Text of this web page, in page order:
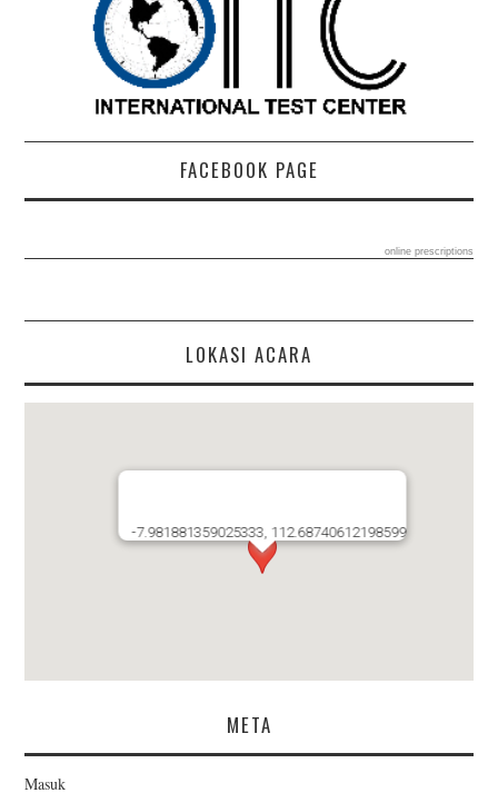
FACEBOOK PAGE
online prescriptions
LOKASI ACARA
-7.981881359025333, 112.68740612198599
META
Masuk